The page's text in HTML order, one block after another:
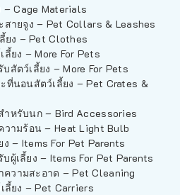
– Cage Materials
สายจูง – Pet Collars & Leashes
ยง – Pet Clothes
ยง – More For Pets
สัตว์เลี้ยง – More For Pets
ที่นอนสัตว์เลี้ยง – Pet Crates &
ำหรับนก – Bird Accessories
วามร้อน – Heat Light Bulb
– Items For Pet Parents
ผู้เลี้ยง – Items For Pet Parents
วามสะอาด – Pet Cleaning
ลี้ยง – Pet Carriers